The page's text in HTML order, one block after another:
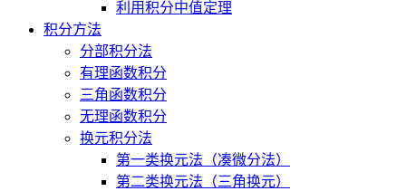
利用积分中值定理
积分方法
分部积分法
有理函数积分
三角函数积分
无理函数积分
换元积分法
第一类换元法（凑微分法）
第二类换元法（三角换元）